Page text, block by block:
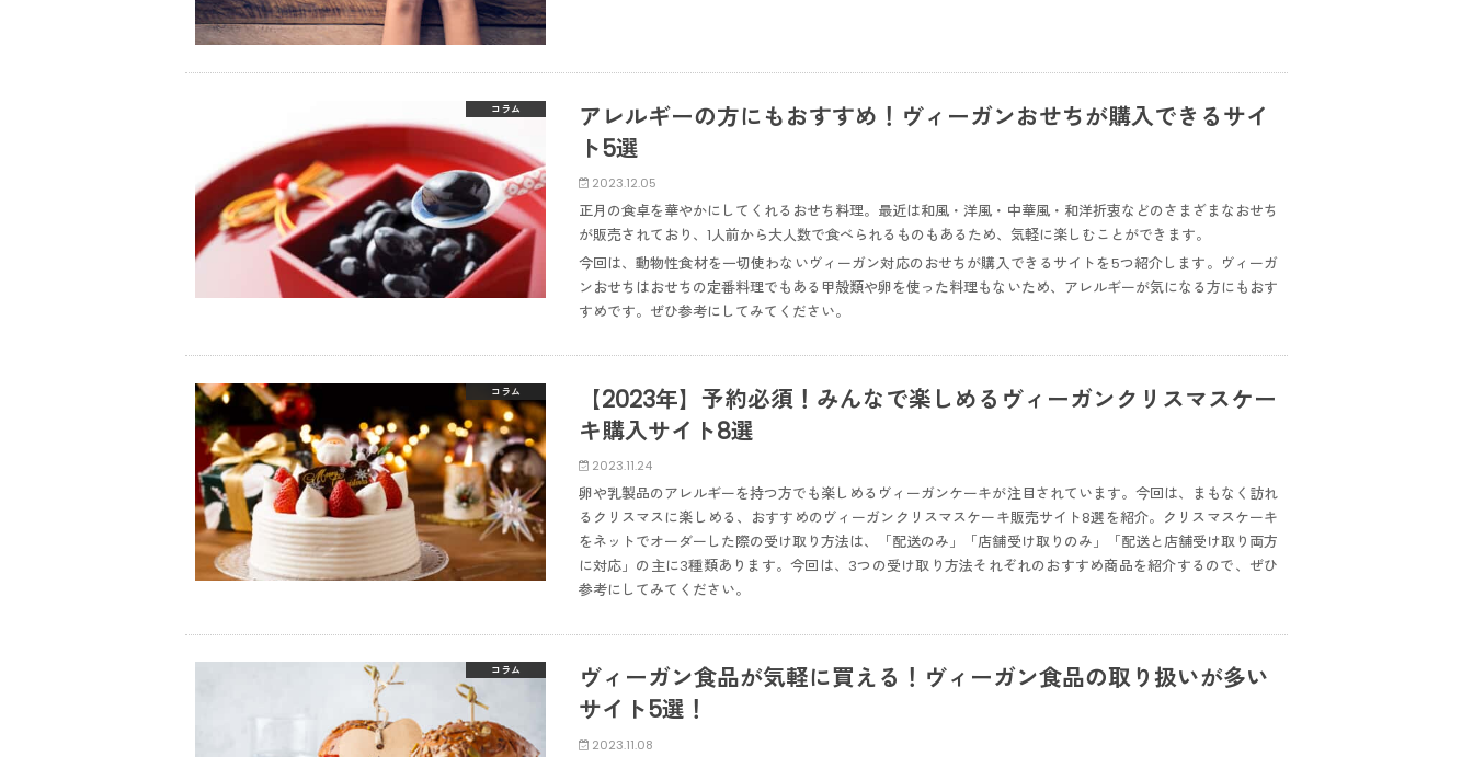
コラム
アレルギーの方にもおすすめ！ヴィーガンおせちが購入できるサイ
ト5選
2023.12.05
正月の食卓を華やかにしてくれるおせち料理。最近は和風・洋風・中華風・和洋折衷などのさまざまなおせち
が販売されており、1人前から大人数で食べられるものもあるため、気軽に楽しむことができます。
今回は、動物性食材を一切使わないヴィーガン対応のおせちが購入できるサイトを5つ紹介します。ヴィーガ
ンおせちはおせちの定番料理でもある甲殻類や卵を使った料理もないため、アレルギーが気になる方にもおす
すめです。ぜひ参考にしてみてください。
コラム
【2023年】予約必須！みんなで楽しめるヴィーガンクリスマスケー
キ購入サイト8選
2023.11.24
卵や乳製品のアレルギーを持つ方でも楽しめるヴィーガンケーキが注目されています。今回は、まもなく訪れ
るクリスマスに楽しめる、おすすめのヴィーガンクリスマスケーキ販売サイト8選を紹介。クリスマスケーキ
をネットでオーダーした際の受け取り方法は、「配送のみ」「店舗受け取りのみ」「配送と店舗受け取り両方
に対応」の主に3種類あります。今回は、3つの受け取り方法それぞれのおすすめ商品を紹介するので、ぜひ
参考にしてみてください。
コラム
ヴィーガン食品が気軽に買える！ヴィーガン食品の取り扱いが多い
サイト5選！
2023.11.08